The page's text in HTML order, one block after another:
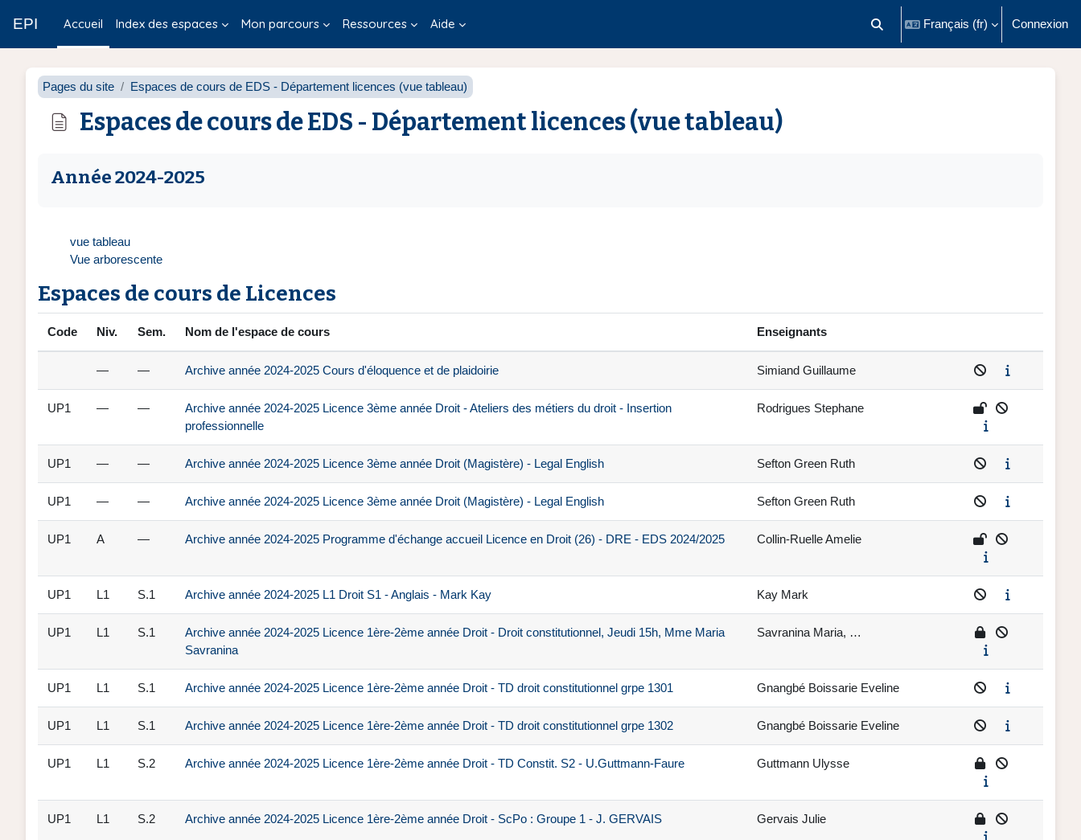
EPI Accueil Index des espaces Mon parcours Ressources Aide Activer/désactiver la saisie de
Français ‎(fr)‎ Connexion
Pages du site Espaces de cours de EDS - Département licences (vue tableau)
Espaces de cours de EDS - Département licences (vue tableau)
Année 2024-2025
vue tableau
Vue arborescente
Espaces de cours de Licences
Code Niv. Sem. Nom de l'espace de cours Enseignants
— — Archive année 2024-2025 Cours d'éloquence et de plaidoirie Simiand Guillaume
UP1 — —
Archive année 2024-2025 Licence 3ème année Droit - Ateliers des métiers du droit - Insertion
professionnelle
Rodrigues Stephane
UP1 — — Archive année 2024-2025 Licence 3ème année Droit (Magistère) - Legal English Sefton Green Ruth
UP1 — — Archive année 2024-2025 Licence 3ème année Droit (Magistère) - Legal English Sefton Green Ruth
UP1 A — Archive année 2024-2025 Programme d'échange accueil Licence en Droit (26) - DRE - EDS 2024/2025 Collin-Ruelle Amelie
UP1 L1 S.1 Archive année 2024-2025 L1 Droit S1 - Anglais - Mark Kay Kay Mark
UP1 L1 S.1
Archive année 2024-2025 Licence 1ère-2ème année Droit - Droit constitutionnel, Jeudi 15h, Mme Maria
Savranina
Savranina Maria, …
UP1 L1 S.1 Archive année 2024-2025 Licence 1ère-2ème année Droit - TD droit constitutionnel grpe 1301 Gnangbé Boissarie Eveline
UP1 L1 S.1 Archive année 2024-2025 Licence 1ère-2ème année Droit - TD droit constitutionnel grpe 1302 Gnangbé Boissarie Eveline
UP1 L1 S.2 Archive année 2024-2025 Licence 1ère-2ème année Droit - TD Constit. S2 - U.Guttmann-Faure Guttmann Ulysse
UP1 L1 S.2 Archive année 2024-2025 Licence 1ère-2ème année Droit - ScPo : Groupe 1 - J. GERVAIS Gervais Julie